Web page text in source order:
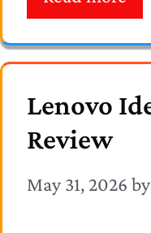
Lenovo
Review
May 31, 2026 by